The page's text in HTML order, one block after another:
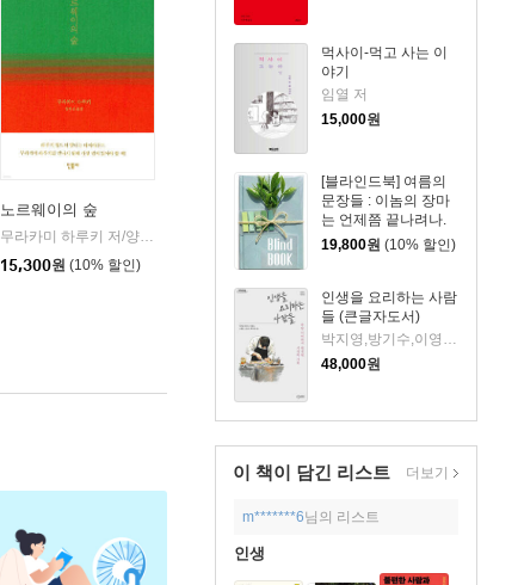
먹사이-먹고 사는 이
야기
임열 저
15,000원
[블라인드북] 여름의
문장들 : 이놈의 장마
는 언제쯤 끝나려나.
19,800원 (10% 할인)
인생을 요리하는 사람
들 (큰글자도서)
박지영,방기수,이영숙,조광효,조은주,최지형 저
48,000원
이 책이 담긴 리스트 더보기
m*******6님의 리스트
인생
노르웨이의 숲
무라카미 하루키 저/양억관 역
15,300원 (10% 할인)